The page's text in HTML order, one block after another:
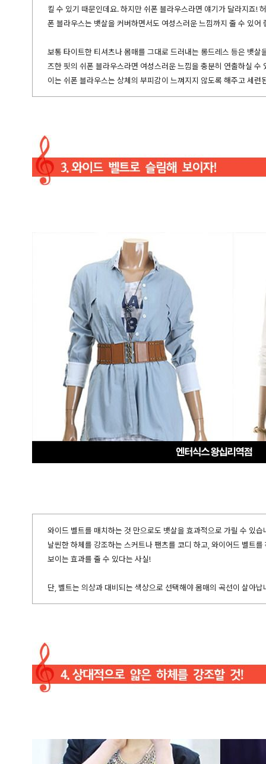
킬 수 있기 때문인데요. 하지만 쉬폰 블라우스라면 얘기가 달라지죠!
폰 블라우스는 뱃살을 커버하면서도 여성스러운 느낌까지 줄 수 있어
보통 타이트한 티셔츠나 몸매를 그대로 드러내는 롱드레스 등은 뱃살
즈한 핏의 쉬폰 블라우스라면 여성스러운 느낌을 충분히 연출하실 수
이는 쉬폰 블라우스는 상체의 부피감이 느껴지지 않도록 해주고 세련
와이드 벨트를 매치하는 것 만으로도 뱃살을 효과적으로 가릴 수 있
날씬한 하체를 강조하는 스커트나 팬츠를 코디 하고, 와이어드 벨트
보이는 효과를 줄 수 있다는 사실!
단, 벨트는 의상과 대비되는 색상으로 선택해야 몸매의 곡선이 살아납